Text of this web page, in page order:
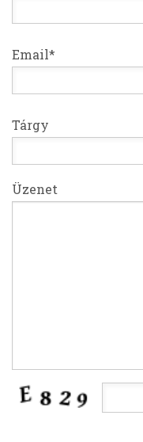
Email*
Tárgy
Üzenet